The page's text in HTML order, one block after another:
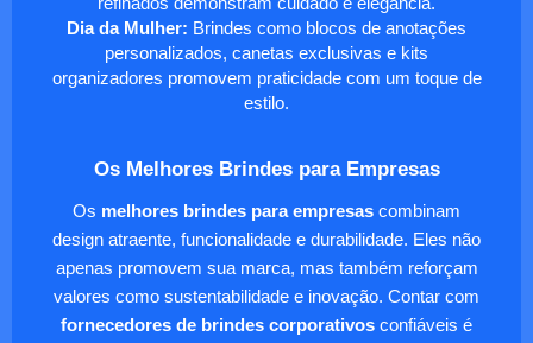
refinados demonstram cuidado e elegância.
Dia da Mulher: Brindes como blocos de anotações
personalizados, canetas exclusivas e kits
organizadores promovem praticidade com um toque de
estilo.
Os Melhores Brindes para Empresas
Os melhores brindes para empresas combinam
design atraente, funcionalidade e durabilidade. Eles não
apenas promovem sua marca, mas também reforçam
valores como sustentabilidade e inovação. Contar com
fornecedores de brindes corporativos confiáveis é